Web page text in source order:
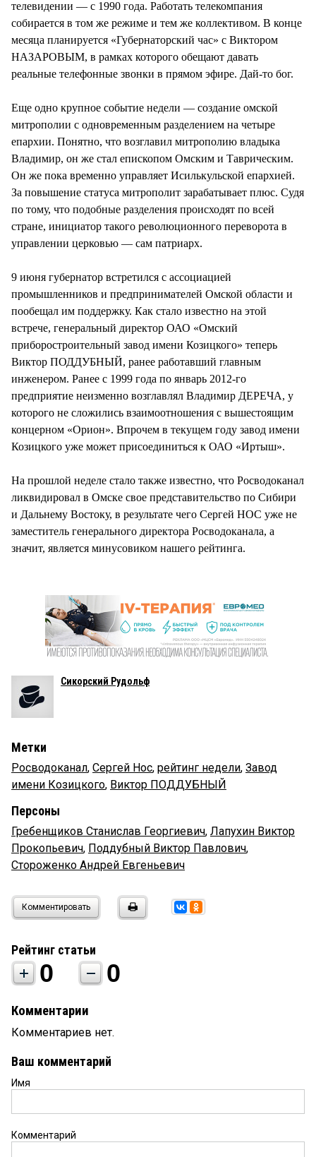
телевидении — с 1990 года. Работать телекомпания
собирается в том же режиме и тем же коллективом. В конце
месяца планируется «Губернаторский час» с Виктором
НАЗАРОВЫМ, в рамках которого обещают давать
реальные телефонные звонки в прямом эфире. Дай-то бог.
Еще одно крупное событие недели — создание омской
митрополии с одновременным разделением на четыре
епархии. Понятно, что возглавил митрополию владыка
Владимир, он же стал епископом Омским и Таврическим.
Он же пока временно управляет Исилькульской епархией.
За повышение статуса митрополит зарабатывает плюс. Судя
по тому, что подобные разделения происходят по всей
стране, инициатор такого революционного переворота в
управлении церковью — сам патриарх.
9 июня губернатор встретился с ассоциацией
промышленников и предпринимателей Омской области и
пообещал им поддержку. Как стало известно на этой
встрече, генеральный директор ОАО «Омский
приборостроительный завод имени Козицкого» теперь
Виктор ПОДДУБНЫЙ, ранее работавший главным
инженером. Ранее с 1999 года по январь 2012-го
предприятие неизменно возглавлял Владимир ДЕРЕЧА, у
которого не сложились взаимоотношения с вышестоящим
концерном «Орион». Впрочем в текущем году завод имени
Козицкого уже может присоединиться к ОАО «Иртыш».
На прошлой неделе стало также известно, что Росводоканал
ликвидировал в Омске свое представительство по Сибири
и Дальнему Востоку, в результате чего Сергей НОС уже не
заместитель генерального директора Росводоканала, а
значит, является минусовиком нашего рейтинга.
Сикорский Рудольф
Метки
Росводоканал, Сергей Нос, рейтинг недели, Завод
имени Козицкого, Виктор ПОДДУБНЫЙ
Персоны
Гребенщиков Станислав Георгиевич, Лапухин Виктор
Прокопьевич, Поддубный Виктор Павлович,
Стороженко Андрей Евгеньевич
Комментировать
Рейтинг статьи
0 0
Комментарии
Комментариев нет.
Ваш комментарий
Имя
Комментарий